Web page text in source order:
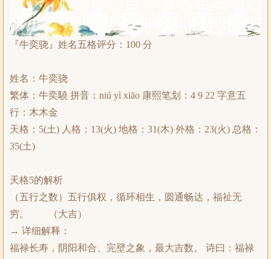
『牛奕骁』姓名五格评分：100 分
姓名：牛奕骁
繁体：牛奕驍 拼音：niú yì xiāo 康熙笔划：4 9 22 字意五
行：木木金
天格：5(土) 人格：13(火) 地格：31(木) 外格：23(火) 总格：
35(土)
天格5的解析
（五行之数）五行俱权，循环相生，圆通畅达，福祉无
穷。 （大吉）
→ 详细解释：
福禄长寿，阴阳和合、完壁之象，最大吉数。 诗曰：福禄